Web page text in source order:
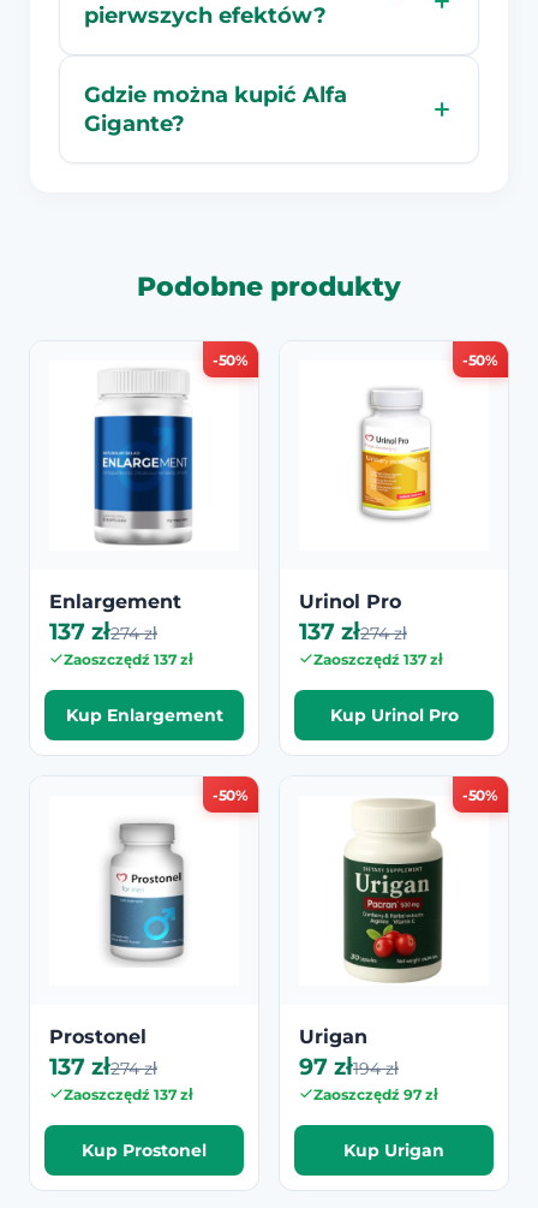
pierwszych efektów?
Gdzie można kupić Alfa
Gigante?
Podobne produkty
-50%
Enlargement
137 zł274 zł
Zaoszczędź 137 zł
Kup Enlargement
-50%
Urinol Pro
137 zł274 zł
Zaoszczędź 137 zł
Kup Urinol Pro
-50%
Prostonel
137 zł274 zł
Zaoszczędź 137 zł
Kup Prostonel
-50%
Urigan
97 zł194 zł
Zaoszczędź 97 zł
Kup Urigan